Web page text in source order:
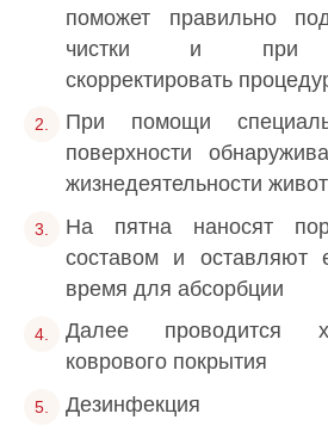
поможет правильно
чистки и при
скорректировать
При помощи
поверхности
жизнедеятельности
На пятна наносят
составом и оставляют
время для абсорбции
Далее проводится
коврового покрытия
Дезинфекция